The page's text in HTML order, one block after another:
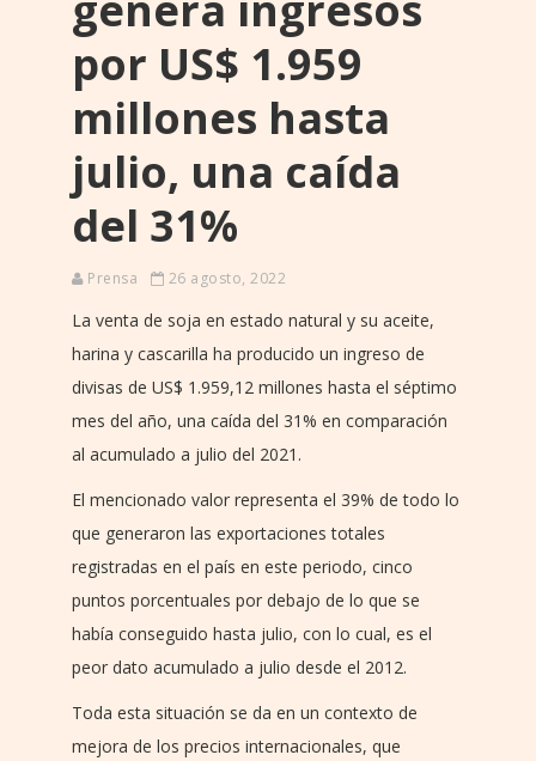
por US$ 1.959
millones hasta
julio, una caída
del 31%
Prensa 26 agosto, 2022
La venta de soja en estado natural y su aceite,
harina y cascarilla ha producido un ingreso de
divisas de US$ 1.959,12 millones hasta el séptimo
mes del año, una caída del 31% en comparación
al acumulado a julio del 2021.
El mencionado valor representa el 39% de todo lo
que generaron las exportaciones totales
registradas en el país en este periodo, cinco
puntos porcentuales por debajo de lo que se
había conseguido hasta julio, con lo cual, es el
peor dato acumulado a julio desde el 2012.
Toda esta situación se da en un contexto de
mejora de los precios internacionales, que